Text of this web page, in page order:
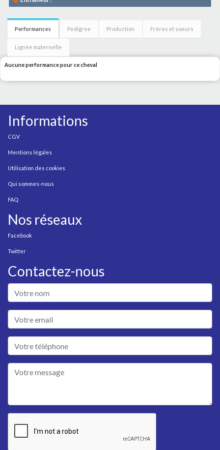
Performances Pedigree Production Frères et soeurs
Lignée maternelle
Aucune performance pour ce cheval
Informations
CGV
Mentions légales
Utilisation des cookies
Qui sommes-nous
FAQ
Nos réseaux
Facebook
Twitter
Contactez-nous